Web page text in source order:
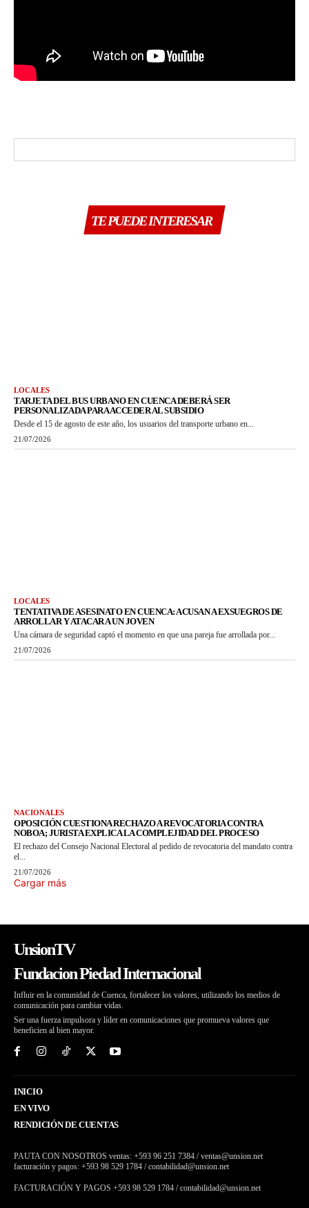
TE PUEDE INTERESAR
LOCALES
TARJETA DEL BUS URBANO EN CUENCA DEBERÁ SER
PERSONALIZADA PARA ACCEDER AL SUBSIDIO
Desde el 15 de agosto de este año, los usuarios del transporte urbano en...
21/07/2026
LOCALES
TENTATIVA DE ASESINATO EN CUENCA: ACUSAN A EXSUEGROS DE
ARROLLAR Y ATACAR A UN JOVEN
Una cámara de seguridad captó el momento en que una pareja fue arrollada por...
21/07/2026
NACIONALES
OPOSICIÓN CUESTIONA RECHAZO A REVOCATORIA CONTRA
NOBOA; JURISTA EXPLICA LA COMPLEJIDAD DEL PROCESO
El rechazo del Consejo Nacional Electoral al pedido de revocatoria del mandato contra
el...
21/07/2026
Cargar más
UnsionTV
Fundacion Piedad Internacional
Influir en la comunidad de Cuenca, fortalecer los valores, utilizando los medios de
comunicación para cambiar vidas.
Ser una fuerza impulsora y líder en comunicaciones que promueva valores que
beneficien al bien mayor.
INICIO
EN VIVO
RENDICIÓN DE CUENTAS
PAUTA CON NOSOTROS ventas: +593 96 251 7384 / ventas@unsion.net
facturación y pagos: +593 98 529 1784 / contabilidad@unsion.net
FACTURACIÓN Y PAGOS +593 98 529 1784 / contabilidad@unsion.net